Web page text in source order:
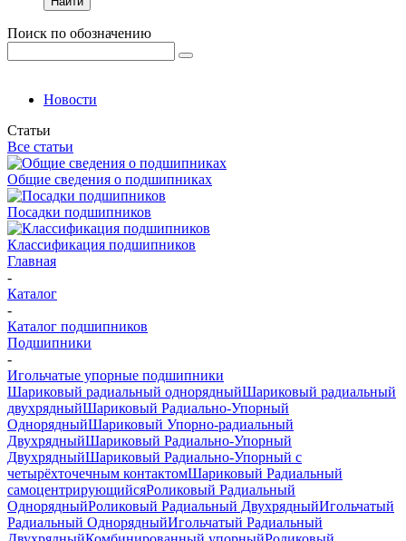
Поиск по обозначению
Новости
Статьи
Все статьи
Общие сведения о подшипниках
Посадки подшипников
Классификация подшипников
Главная
-
Каталог
-
Каталог подшипников
Подшипники
-
Игольчатые упорные подшипники
Шариковый радиальный однорядныйШариковый радиальный
двухрядныйШариковый Радиально-Упорный
ОднорядныйШариковый Упорно-радиальный
ДвухрядныйШариковый Радиально-Упорный
ДвухрядныйШариковый Радиально-Упорный с
четырёхточечным контактомШариковый Радиальный
самоцентрирующийсяРоликовый Радиальный
ОднорядныйРоликовый Радиальный ДвухрядныйИгольчатый
Радиальный ОднорядныйИгольчатый Радиальный